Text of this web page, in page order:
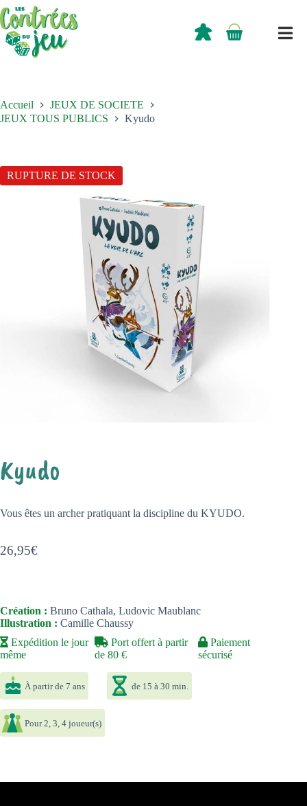
Passer
au
contenu
Panier
0,00
Accueil
JEUX DE SOCIETE
JEUX TOUS PUBLICS
Kyudo
RUPTURE DE STOCK
Kyudo
26,95€
Vous êtes un archer pratiquant la discipline du KYUDO.
Expédition le jour
même
Port offert à partir
de 80 €
Paiement
sécurisé
Création : Bruno Cathala, Ludovic Maublanc
Illustration : Camille Chaussy
À partir de 7 ans de 15 à 30 min.
Pour 2, 3, 4 joueur(s)